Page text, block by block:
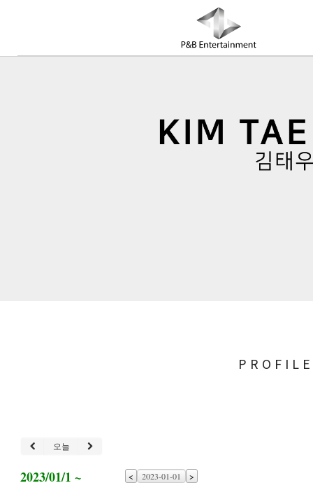
COMPANY
PROFILE
오늘
2023/01/1 ~ < >